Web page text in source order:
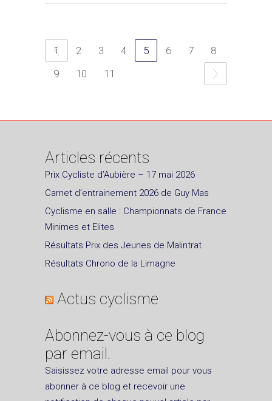
1 2 3 4 5 6 7
8
9
10 11
Articles récents
Prix Cycliste d’Aubière – 17 mai 2026
Carnet d’entrainement 2026 de Guy Mas
Cyclisme en salle : Championnats de France
Minimes et Elites
Résultats Prix des Jeunes de Malintrat
Résultats Chrono de la Limagne
Actus cyclisme
Abonnez-vous à ce blog
par email.
Saisissez votre adresse email pour vous
abonner à ce blog et recevoir une